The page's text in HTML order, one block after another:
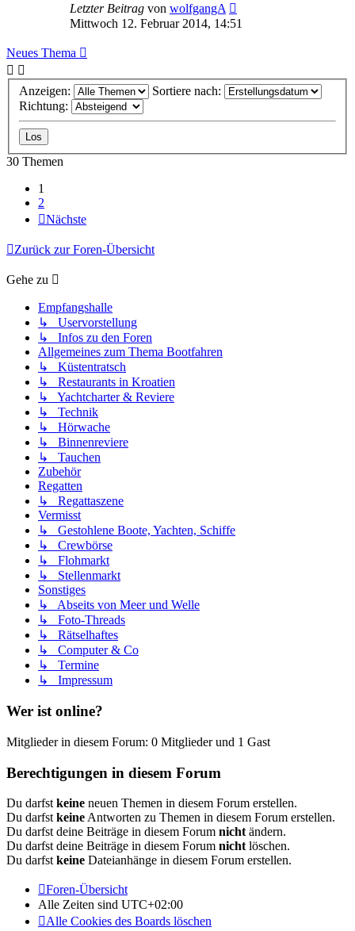
Letzter Beitrag von wolfgangA
Mittwoch 12. Februar 2014, 14:51
Neues Thema
Anzeigen:
Sortiere nach:
Richtung:
30 Themen
1
2
Nächste
Zurück zur Foren-Übersicht
Gehe zu
Empfangshalle
↳ Uservorstellung
↳ Infos zu den Foren
Allgemeines zum Thema Bootfahren
↳ Küstentratsch
↳ Restaurants in Kroatien
↳ Yachtcharter & Reviere
↳ Technik
↳ Hörwache
↳ Binnenreviere
↳ Tauchen
Zubehör
Regatten
↳ Regattaszene
Vermisst
↳ Gestohlene Boote, Yachten, Schiffe
↳ Crewbörse
↳ Flohmarkt
↳ Stellenmarkt
Sonstiges
↳ Abseits von Meer und Welle
↳ Foto-Threads
↳ Rätselhaftes
↳ Computer & Co
↳ Termine
↳ Impressum
Wer ist online?
Mitglieder in diesem Forum: 0 Mitglieder und 1 Gast
Berechtigungen in diesem Forum
Du darfst keine neuen Themen in diesem Forum erstellen.
Du darfst keine Antworten zu Themen in diesem Forum erstellen.
Du darfst deine Beiträge in diesem Forum nicht ändern.
Du darfst deine Beiträge in diesem Forum nicht löschen.
Du darfst keine Dateianhänge in diesem Forum erstellen.
Foren-Übersicht
Alle Zeiten sind UTC+02:00
Alle Cookies des Boards löschen